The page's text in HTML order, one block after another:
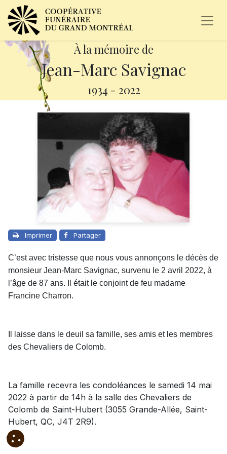
À la mémoire de
Jean-Marc Savignac
1934 - 2022
Imprimer Partager
C’est avec tristesse que nous vous annonçons le décès de
monsieur Jean-Marc Savignac, survenu le 2 avril 2022, à
l’âge de 87 ans. Il était le conjoint de feu madame
Francine Charron.
Il laisse dans le deuil sa famille, ses amis et les membres
des Chevaliers de Colomb.
La famille recevra les condoléances le samedi 14 mai
2022 à partir de 14h à la salle des Chevaliers de
Colomb de Saint-Hubert (3055 Grande-Allée, Saint-
Hubert, QC, J4T 2R9).